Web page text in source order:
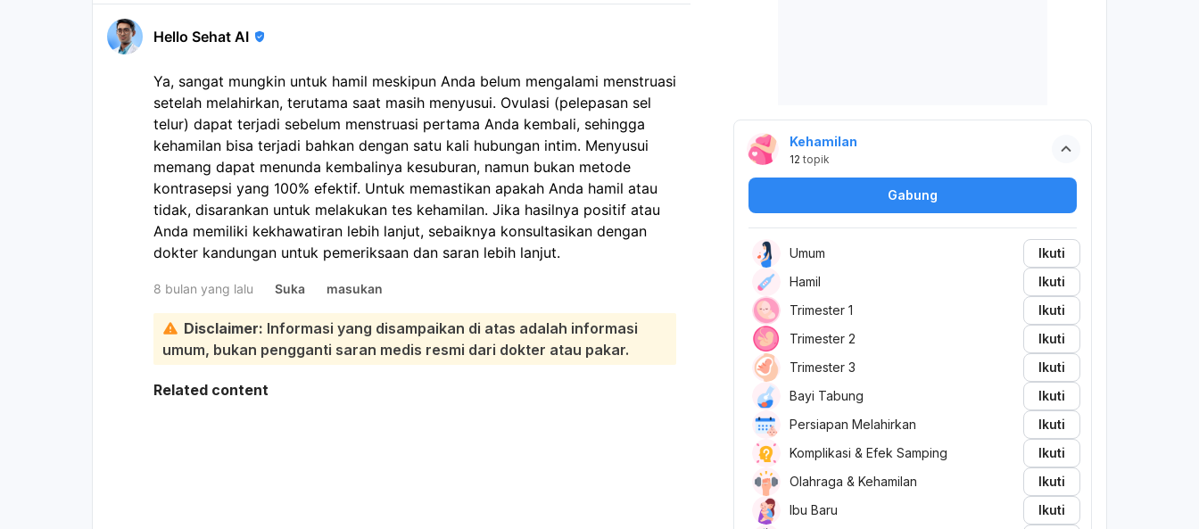
Hello Sehat AI
Ya, sangat mungkin untuk hamil meskipun Anda belum mengalami menstruasi
setelah melahirkan, terutama saat masih menyusui. Ovulasi (pelepasan sel
telur) dapat terjadi sebelum menstruasi pertama Anda kembali, sehingga
kehamilan bisa terjadi bahkan dengan satu kali hubungan intim. Menyusui
memang dapat menunda kembalinya kesuburan, namun bukan metode
kontrasepsi yang 100% efektif. Untuk memastikan apakah Anda hamil atau
tidak, disarankan untuk melakukan tes kehamilan. Jika hasilnya positif atau
Anda memiliki kekhawatiran lebih lanjut, sebaiknya konsultasikan dengan
dokter kandungan untuk pemeriksaan dan saran lebih lanjut.
8 bulan yang lalu Suka masukan
Disclaimer: Informasi yang disampaikan di atas adalah informasi
umum, bukan pengganti saran medis resmi dari dokter atau pakar.
Related content
Kehamilan
12 topik
Gabung
Umum
Ikuti
Hamil
Ikuti
Trimester 1
Ikuti
Trimester 2
Ikuti
Trimester 3
Ikuti
Bayi Tabung
Ikuti
Persiapan Melahirkan
Ikuti
Komplikasi & Efek Samping
Ikuti
Olahraga & Kehamilan
Ikuti
Ibu Baru
Ikuti